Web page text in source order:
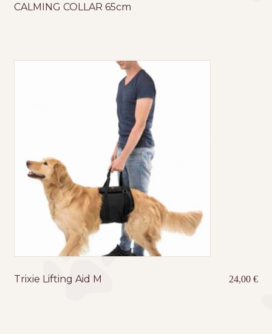
CALMING COLLAR 65cm
Trixie Lifting Aid M 24,00€